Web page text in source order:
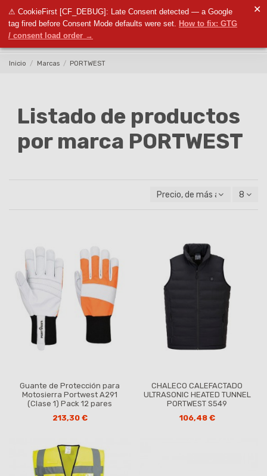
⚠ CookieFirst [CF_DEBUG]: Late Consent detected — a Google
tag fired before Consent Mode defaults were set. How to fix: GTG
/ consent load order →
✕
Inicio Marcas PORTWEST
Listado de productos
por marca PORTWEST
Precio, de más alto a más
8
Guante de Protección para
Motosierra Portwest A291
(Clase 1) Pack 12 pares
213,30 €
CHALECO CALEFACTADO
ULTRASONIC HEATED TUNNEL
PORTWEST S549
106,48 €